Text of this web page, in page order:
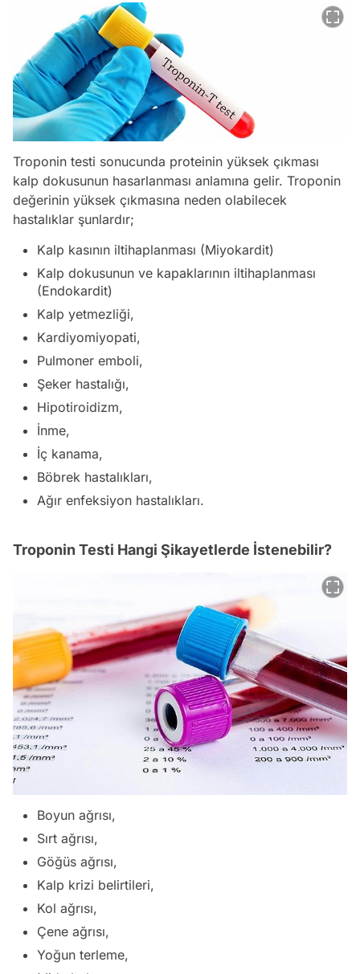
Troponin testi sonucunda proteinin yüksek çıkması
kalp dokusunun hasarlanması anlamına gelir. Troponin
değerinin yüksek çıkmasına neden olabilecek
hastalıklar şunlardır;
Kalp kasının iltihaplanması (Miyokardit)
Kalp dokusunun ve kapaklarının iltihaplanması
(Endokardit)
Kalp yetmezliği,
Kardiyomiyopati,
Pulmoner emboli,
Şeker hastalığı,
Hipotiroidizm,
İnme,
İç kanama,
Böbrek hastalıkları,
Ağır enfeksiyon hastalıkları.
Troponin Testi Hangi Şikayetlerde İstenebilir?
Boyun ağrısı,
Sırt ağrısı,
Göğüs ağrısı,
Kalp krizi belirtileri,
Kol ağrısı,
Çene ağrısı,
Yoğun terleme,